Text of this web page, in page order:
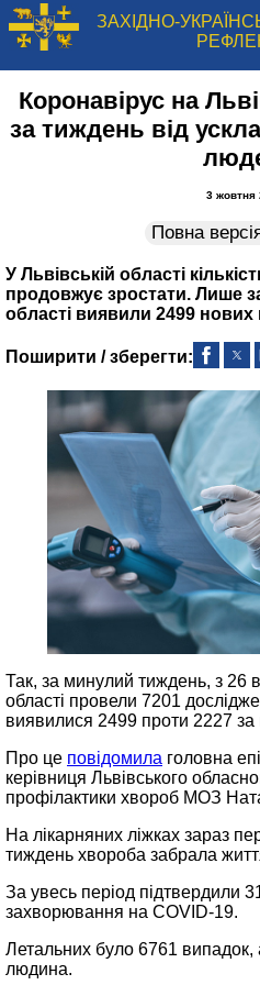
ЗАХІДНО-
Коронавірус на
за тиждень від
3 жовтня
Повна
У Львівській області
продовжує зростати. Лише
області виявили 2499 нових
Поширити / зберегти:
Так, за минулий тиждень, з 26
області провели 7201
виявилися 2499 проти 2227 за
Про це повідомила головна
керівниця Львівського
профілактики хвороб МОЗ
На лікарняних ліжках зараз
тиждень хвороба забрала
За увесь період підтвердили
захворювання на COVID-19.
Летальних було 6761
людина.